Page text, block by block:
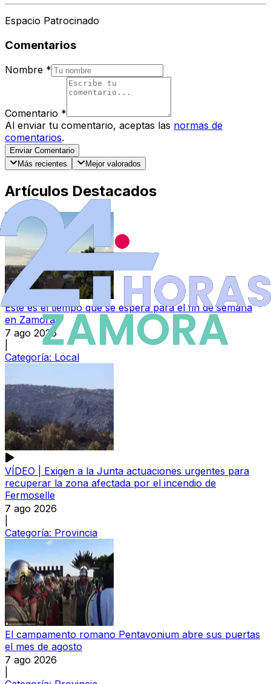
Espacio Patrocinado
Comentarios
Nombre *
Comentario *
Al enviar tu comentario, aceptas las normas de
comentarios.
Enviar Comentario
Más recientes
Mejor valorados
Artículos Destacados
Este es el tiempo que se espera para el fin de semana
en Zamora
7 ago 2026
Categoría: Local
VÍDEO | Exigen a la Junta actuaciones urgentes para
recuperar la zona afectada por el incendio de
Fermoselle
7 ago 2026
Categoría: Provincia
El campamento romano Pentavonium abre sus puertas
el mes de agosto
7 ago 2026